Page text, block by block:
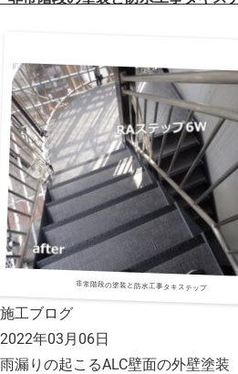
非常階段の塗装と防水工事タキステップ
施工ブログ
2022年03月06日
雨漏りの起こるALC壁面の外壁塗装